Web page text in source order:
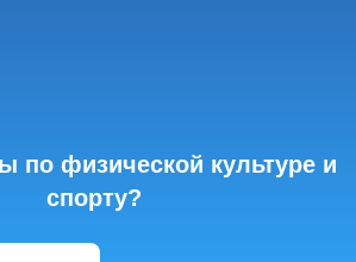
по физической культуре и
спорту?